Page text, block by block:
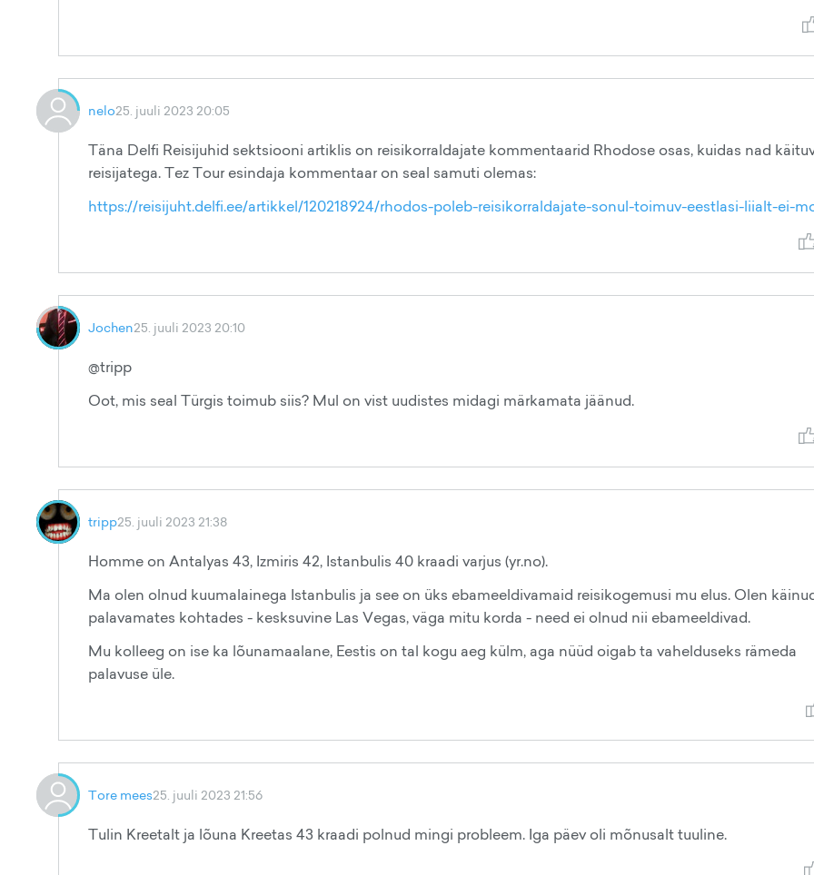
nelo25. juuli 2023 20:05
Täna Delfi Reisijuhid sektsiooni artiklis on reisikorraldajate kommentaarid Rhodose osas, kuidas nad
reisijatega. Tez Tour esindaja kommentaar on seal samuti olemas:
https://reisijuht.delfi.ee/artikkel/120218924/rhodos-poleb-reisikorraldajate-sonul-toimuv-eestlasi-liialt-ei-
Jochen25. juuli 2023 20:10
@tripp
Oot, mis seal Türgis toimub siis? Mul on vist uudistes midagi märkamata jäänud.
tripp25. juuli 2023 21:38
Homme on Antalyas 43, Izmiris 42, Istanbulis 40 kraadi varjus (yr.no).
Ma olen olnud kuumalainega Istanbulis ja see on üks ebameeldivamaid reisikogemusi mu elus. Olen
palavamates kohtades - kesksuvine Las Vegas, väga mitu korda - need ei olnud nii ebameeldivad.
Mu kolleeg on ise ka lõunamaalane, Eestis on tal kogu aeg külm, aga nüüd oigab ta vahelduseks rämeda
palavuse üle.
Tore mees25. juuli 2023 21:56
Tulin Kreetalt ja lõuna Kreetas 43 kraadi polnud mingi probleem. Iga päev oli mõnusalt tuuline.